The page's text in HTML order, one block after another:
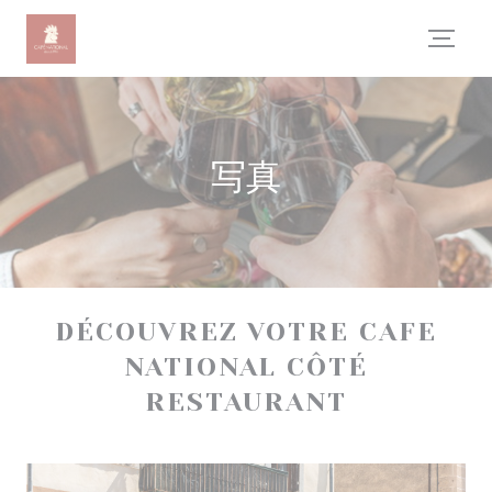
クッキー利用の管理について
写真
DÉCOUVREZ VOTRE CAFE
NATIONAL CÔTÉ
RESTAURANT